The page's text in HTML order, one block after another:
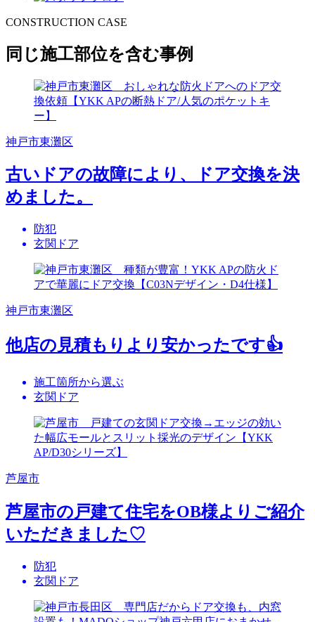
CONSTRUCTION CASE
同じ施工部位を含む事例
神戸市東灘区
古いドアの故障により、ドア交換を決
めました。
防犯
玄関ドア
神戸市東灘区
他店の見積もりより安かったです👍
施工箇所から選ぶ
玄関ドア
芦屋市
芦屋市の戸建て住宅をOB様よりご紹介
いただきました♡
防犯
玄関ドア